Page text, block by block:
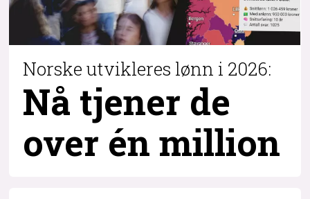
Norske utvikleres lønn i 2026:
Nå tjener de
over én million